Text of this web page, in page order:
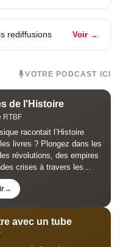
rediffusions Voir →
VOTRE PODCAST ICI
de l'Histoire
RTBF
racontait l’Histoire
livres ? Plongez dans les
révolutions, des empires
crises à travers les
ont marquées. Les
animé par Jean-
avec un tube